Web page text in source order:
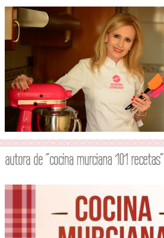
autora de "cocina murciana 101 recetas"